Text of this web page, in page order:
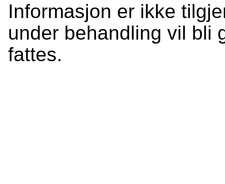
Informasjon er ikke
under behandling vil bli
fattes.